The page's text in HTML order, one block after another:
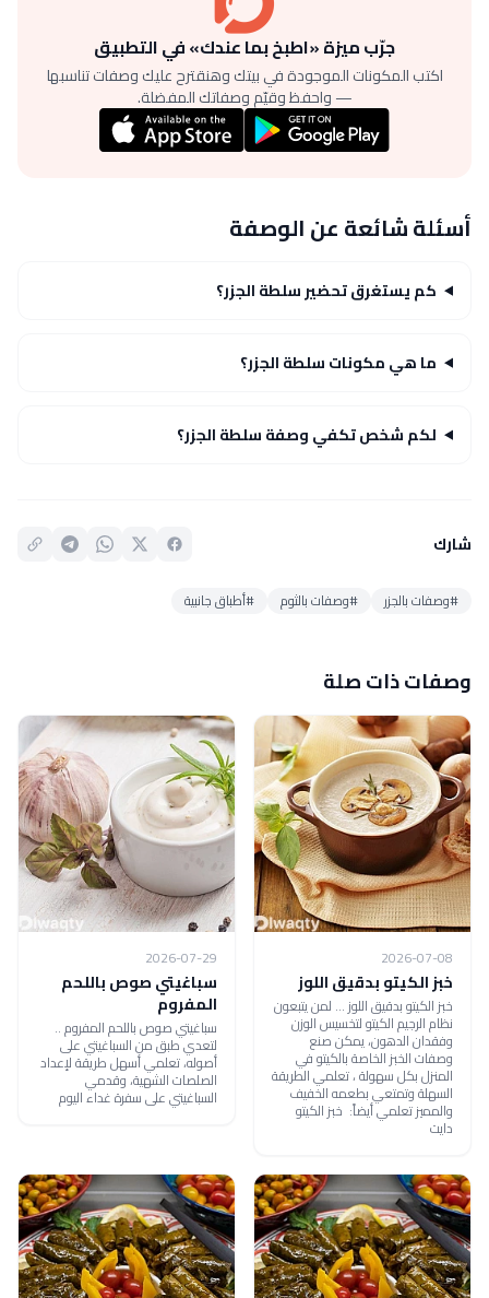
جرّب ميزة «اطبخ بما عندك» في التطبيق
اكتب المكونات الموجودة في بيتك وهنقترح عليك وصفات تناسبها
— واحفظ وقيّم وصفاتك المفضلة.
أسئلة شائعة عن الوصفة
كم يستغرق تحضير سلطة الجزر؟
ما هي مكونات سلطة الجزر؟
لكم شخص تكفي وصفة سلطة الجزر؟
شارك
#وصفات بالجزر #وصفات بالثوم #أطباق جانبية
وصفات ذات صلة
2026-07-08
خبز الكيتو بدقيق اللوز
خبز الكيتو بدقيق اللوز ... لمن يتبعون
نظام الرجيم الكيتو لتخسيس الوزن
وفقدان الدهون، يمكن صنع
وصفات الخبز الخاصة بالكيتو في
المنزل بكل سهولة ، تعلمي الطريقة
السهلة وتمتعي بطعمه الخفيف
والمميز تعلمي أيضاً: خبز الكيتو
دايت
2026-07-29
سباغيتي صوص باللحم
المفروم
سباغيتي صوص باللحم المفروم ..
لتعدي طبق من السباغيتي على
أصوله، تعلمي أسهل طريقة لإعداد
الصلصات الشهية، وقدمي
السباغيتي على سفرة غداء اليوم